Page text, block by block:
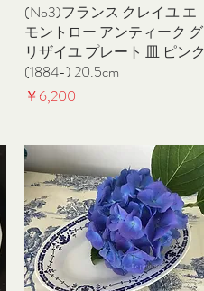
クイックビュー
(No3)フランス クレイユ エ
モントロー アンティーク グ
リザイユ プレート 皿 ピンク
(1884-) 20.5cm
価格
￥6,200